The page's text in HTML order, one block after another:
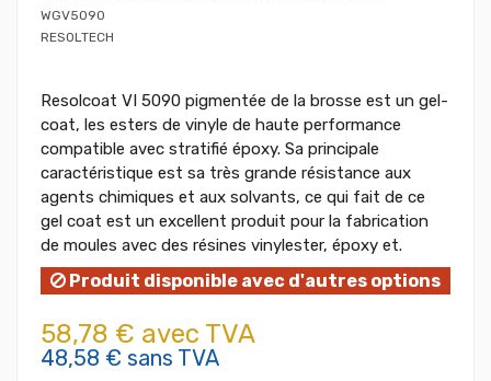
WGV5090
RESOLTECH
Resolcoat VI 5090 pigmentée de la brosse est un gel-
coat, les esters de vinyle de haute performance
compatible avec stratifié époxy. Sa principale
caractéristique est sa très grande résistance aux
agents chimiques et aux solvants, ce qui fait de ce
gel coat est un excellent produit pour la fabrication
de moules avec des résines vinylester, époxy et.
Produit disponible avec d'autres options
58,78 € avec TVA
48,58 € sans TVA